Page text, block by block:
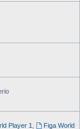
Player 1
Figa World